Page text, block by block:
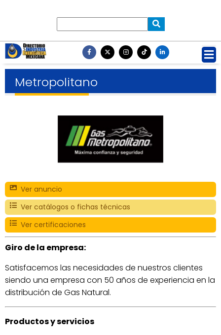
Metropolitano
Ver anuncio
Ver catálogos o fichas técnicas
Ver certificaciones
Giro de la empresa:
Satisfacemos las necesidades de nuestros clientes
siendo una empresa con 50 años de experiencia en la
distribución de Gas Natural.
Productos y servicios